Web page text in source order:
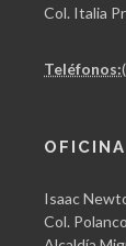
Col. Italia
Teléfonos:
Isaac
Col.